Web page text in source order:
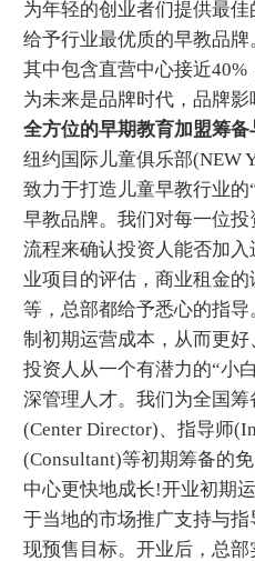
为年轻的创业者们提供最佳
给予行业最优质的早教品牌
其中包含直营中心接近40%
为未来是品牌时代，品牌影
全方位的早期教育加盟筹
纽约国际儿童俱乐部(NEW
致力于打造儿童早教行业
早教品牌。我们对每一位
流程来确认投资人能否加
业项目的评估，商业租金
等，总部都给予悉心的指
制初期运营成本，从而更
投资人从一个有潜力的“小
深管理人才。我们为全国
(Center Director)、指导师
(Consultant)等初期筹备的
中心更快地成长!开业初期
于当地的市场推广支持与
现预售目标。开业后，总